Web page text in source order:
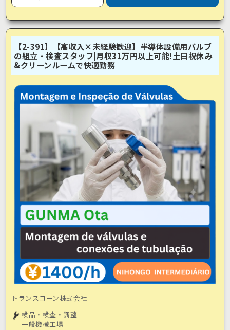
【2-391】【高収入×未経験歓迎】半導体設備用バルブ
の組立・検査スタッフ|月収31万円以上可能!土日祝休み
&クリーンルームで快適勤務
トランスコーン株式会社
検品・検査・調整
一般機械工場